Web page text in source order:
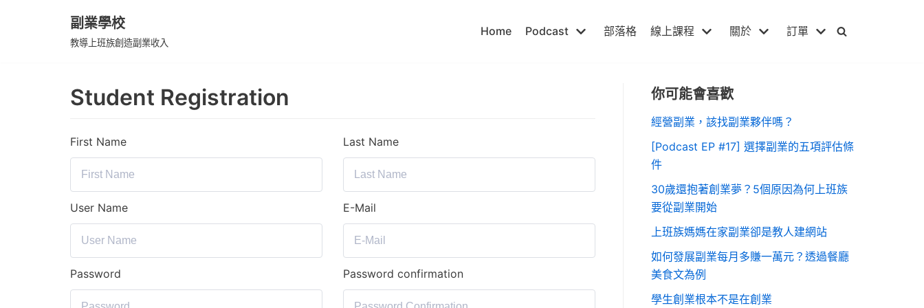
副業學校
教導上班族創造副業收入
Home Podcast 部落格 線上課程 關於 訂單
Student Registration
First Name Last Name
User Name E-Mail
Password Password confirmation
你可能會喜歡
經營副業，該找副業夥伴嗎？
[Podcast EP #17] 選擇副業的五項評估條
件
30歲還抱著創業夢？5個原因為何上班族
要從副業開始
上班族媽媽在家副業卻是教人建網站
如何發展副業每月多賺一萬元？透過餐廳
美食文為例
學生創業根本不是在創業